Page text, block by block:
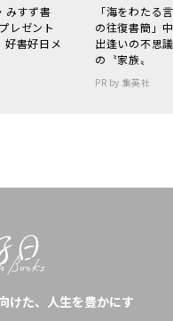
みすず書
レゼント
好書好日メ
「海をわた
の往復書簡」
出逢いの不思
の〝家族〟
PR by 集英社
けた、人生を豊かにす